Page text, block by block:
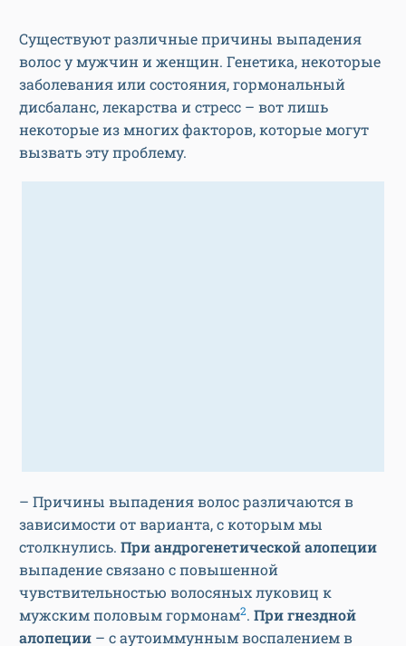
Существуют различные причины выпадения
волос у мужчин и женщин. Генетика, некоторые
заболевания или состояния, гормональный
дисбаланс, лекарства и стресс – вот лишь
некоторые из многих факторов, которые могут
вызвать эту проблему.
– Причины выпадения волос различаются в
зависимости от варианта, с которым мы
столкнулись. При андрогенетической алопеции
выпадение связано с повышенной
чувствительностью волосяных луковиц к
мужским половым гормонам2. При гнездной
алопеции – с аутоиммунным воспалением в